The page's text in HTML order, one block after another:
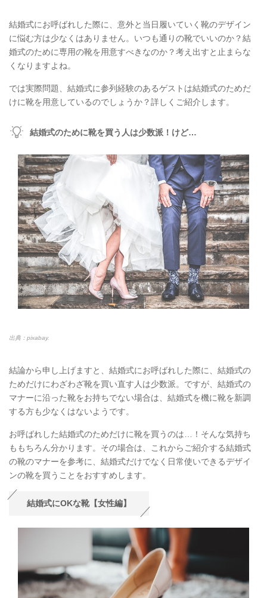
結婚式にお呼ばれした際に、意外と当日履いていく靴のデザイン
に悩む方は少なくはありません。いつも通りの靴でいいのか？結
婚式のために専用の靴を用意すべきなのか？考え出すと止まらな
くなりますよね。
では実際問題、結婚式に参列経験のあるゲストは結婚式のためだ
けに靴を用意しているのでしょうか？詳しくご紹介します。
結婚式のために靴を買う人は少数派！けど…
出典：pixabay.
結論から申し上げますと、結婚式にお呼ばれした際に、結婚式の
ためだけにわざわざ靴を買い直す人は少数派。ですが、結婚式の
マナーに沿った靴をお持ちでない場合は、結婚式を機に靴を新調
する方も少なくはないようです。
お呼ばれした結婚式のためだけに靴を買うのは…！そんな気持ち
ももちろん分かります。その場合は、これからご紹介する結婚式
の靴のマナーを参考に、結婚式だけでなく日常使いできるデザイ
ンの靴を買うことをおすすめします。
結婚式にOKな靴【女性編】